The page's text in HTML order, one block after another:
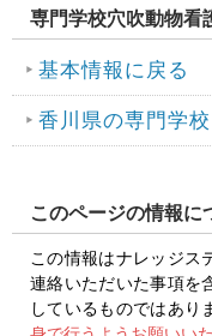
専門学校穴吹動物看
基本情報に戻る
香川県の専門学
このページの情報に
この情報はナレッジス
連絡いただいた事項を
しているものではあり